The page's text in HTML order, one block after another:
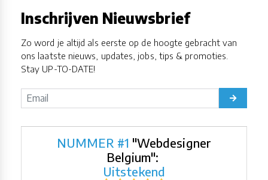
Inschrijven Nieuwsbrief
Zo word je altijd als eerste op de hoogte gebracht van
ons laatste nieuws, updates, jobs, tips & promoties.
Stay UP-TO-DATE!
NUMMER #1 "Webdesigner
Belgium":
Uitstekend